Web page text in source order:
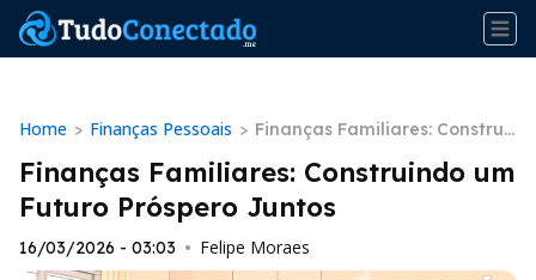
Home > Finanças Pessoais > Finanças Familiares: Construi
ndo um Futuro Próspero Junto
s
Finanças Familiares: Construindo um
Futuro Próspero Juntos
16/03/2026 - 03:03 • Felipe Moraes